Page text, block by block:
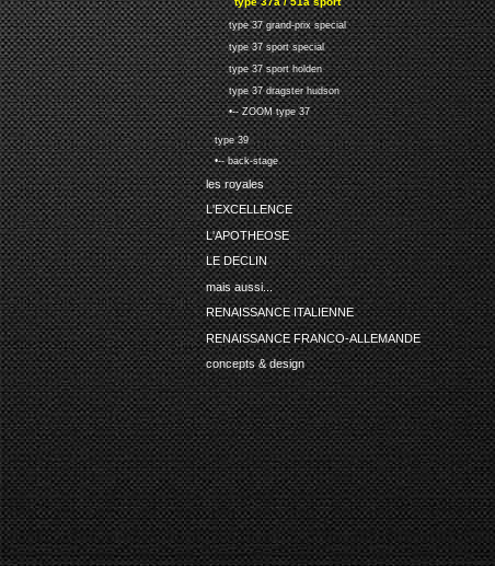
type 37 grand-prix special
type 37 sport special
type 37 sport holden
type 37 dragster hudson
•-- ZOOM type 37
type 39
•-- back-stage
les royales
L'EXCELLENCE
L'APOTHEOSE
LE DECLIN
mais aussi...
RENAISSANCE ITALIENNE
RENAISSANCE FRANCO-ALLEMANDE
concepts & design